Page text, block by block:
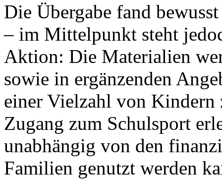
Die Übergabe fand
– im Mittelpunkt steht
Aktion: Die Materialien
sowie in ergänzenden
einer Vielzahl von
Zugang zum Schulsport
unabhängig von den
Familien genutzt werden